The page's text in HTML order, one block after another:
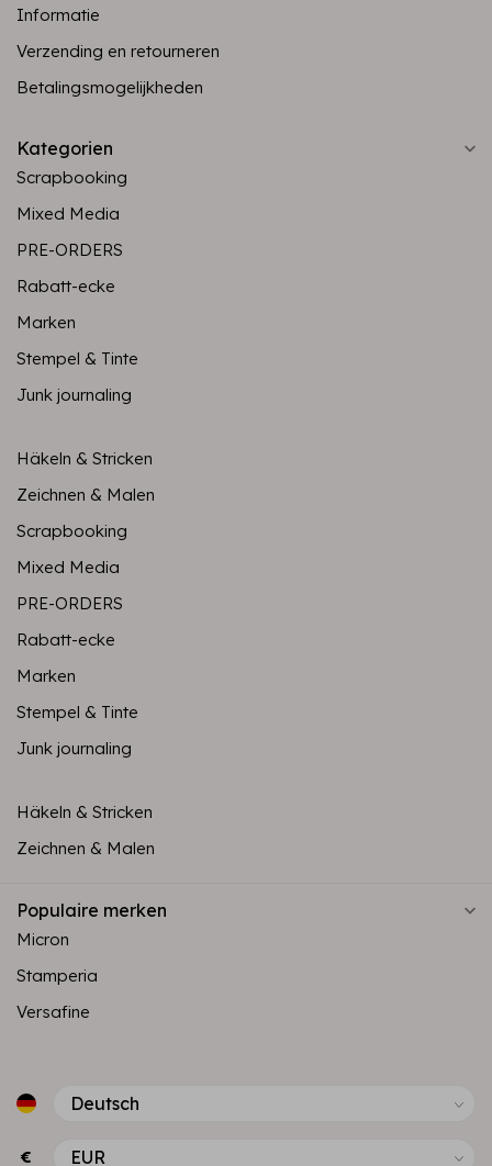
Informatie
Verzending en retourneren
Betalingsmogelijkheden
Kategorien
Scrapbooking
Mixed Media
PRE-ORDERS
Rabatt-ecke
Marken
Stempel & Tinte
Junk journaling
Häkeln & Stricken
Zeichnen & Malen
Scrapbooking
Mixed Media
PRE-ORDERS
Rabatt-ecke
Marken
Stempel & Tinte
Junk journaling
Häkeln & Stricken
Zeichnen & Malen
Populaire merken
Micron
Stamperia
Versafine
€